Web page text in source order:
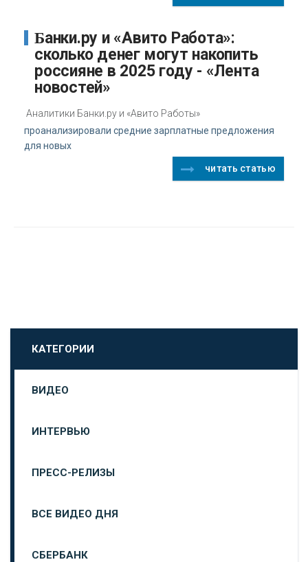
Банки.ру и «Авито Работа»:
сколько денег могут накопить
россияне в 2025 году - «Лента
новостей»
Аналитики Банки.ру и «Авито Работы»
проанализировали средние зарплатные предложения
для новых
читать статью
КАТЕГОРИИ
ВИДЕО
ИНТЕРВЬЮ
ПРЕСС-РЕЛИЗЫ
ВСЕ ВИДЕО ДНЯ
СБЕРБАНК